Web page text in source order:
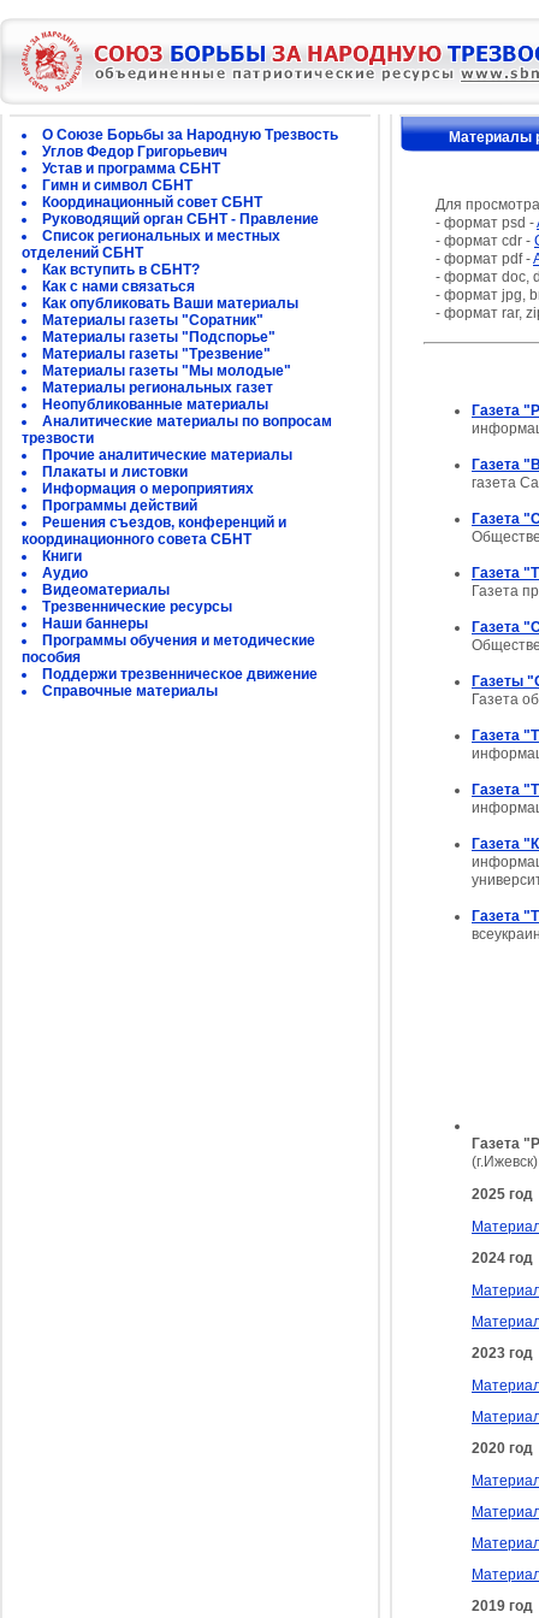
О Союзе Борьбы за Народную Трезвость
Углов Федор Григорьевич
Устав и программа СБНТ
Гимн и символ СБНТ
Координационный совет СБНТ
Руководящий орган СБНТ - Правление
Список региональных и местных
отделений СБНТ
Как вступить в СБНТ?
Как с нами связаться
Как опубликовать Ваши материалы
Материалы газеты "Соратник"
Материалы газеты "Подспорье"
Материалы газеты "Трезвение"
Материалы газеты "Мы молодые"
Материалы региональных газет
Неопубликованные материалы
Аналитические материалы по вопросам
трезвости
Прочие аналитические материалы
Плакаты и листовки
Информация о мероприятиях
Программы действий
Решения съездов, конференций и
координационного совета СБНТ
Книги
Аудио
Видеоматериалы
Трезвеннические ресурсы
Наши баннеры
Программы обучения и методические
пособия
Поддержи трезвенническое движение
Справочные материалы
Материалы
Для
- формат psd -
- формат cdr -
- формат pdf -
- формат doc,
- формат jpg,
- формат rar,
Газета
Газета
газета
Газета
Газета
Газета
Газета
Газеты
Газета
Газета
Газета
Газета
Газета
Газета
(г.Ижевск)
2025 год
2024 год
2023 год
2020 год
2019 год